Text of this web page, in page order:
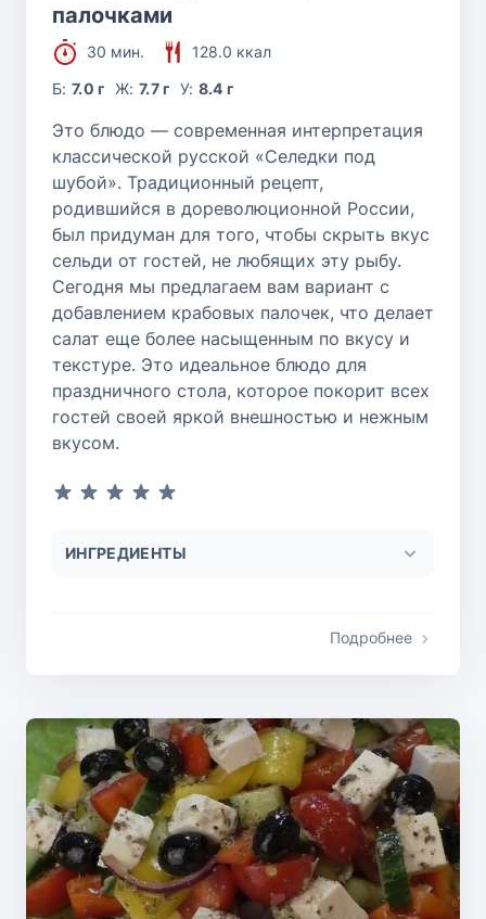
палочками
30 мин.
128.0 ккал
Б:7.0 г Ж: 7.7 г У: 8.4 г
Это блюдо — современная интерпретация
классической русской «Селедки под
шубой». Традиционный рецепт,
родившийся в дореволюционной России,
был придуман для того, чтобы скрыть вкус
сельди от гостей, не любящих эту рыбу.
Сегодня мы предлагаем вам вариант с
добавлением крабовых палочек, что делает
салат еще более насыщенным по вкусу и
текстуре. Это идеальное блюдо для
праздничного стола, которое покорит всех
гостей своей яркой внешностью и нежным
вкусом.
ИНГРЕДИЕНТЫ
Подробнее